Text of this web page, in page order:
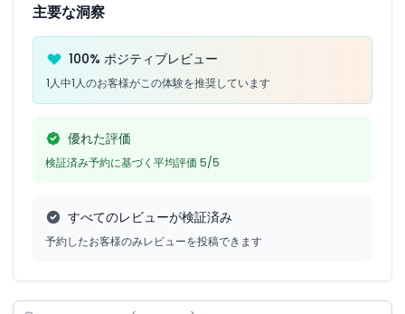
主要な洞察
100% ポジティブレビュー
1人中1人のお客様がこの体験を推奨しています
優れた評価
検証済み予約に基づく平均評価 5/5
すべてのレビューが検証済み
予約したお客様のみレビューを投稿できます